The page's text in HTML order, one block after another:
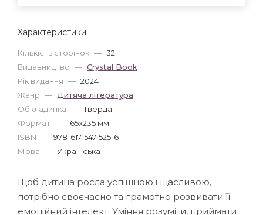
Характеристики
Кількість сторінок — 32
Видавництво — Crystal Book
Рік видання — 2024
Жанр — Дитяча література
Обкладинка — Тверда
Формат — 165x235 мм
ISBN — 978-617-547-525-6
Мова — Українська
Щоб дитина росла успішною і щасливою,
потрібно своєчасно та грамотно розвивати її
емоційний інтелект. Уміння розуміти, приймати